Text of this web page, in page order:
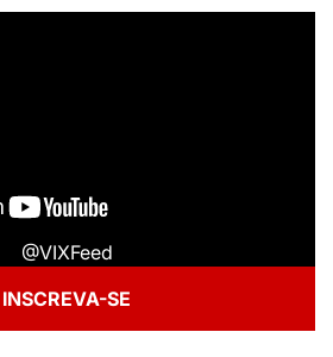
@VIXFeed
INSCREVA-SE